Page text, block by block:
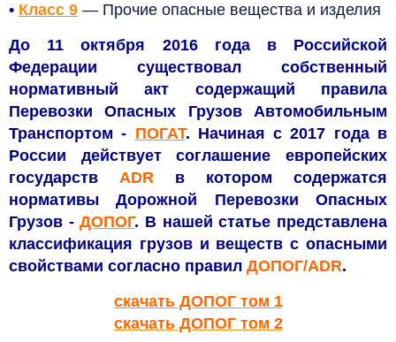
• Класс 9 — Прочие опасные вещества и изделия
До 11 октября 2016 года в Российской
Федерации существовал собственный
нормативный акт содержащий правила
Перевозки Опасных Грузов Автомобильным
Транспортом - ПОГАТ. Начиная с 2017 года в
России действует соглашение европейских
государств ADR в котором содержатся
нормативы Дорожной Перевозки Опасных
Грузов -ДОПОГ. В нашей статье представлена
классификация грузов и веществ с опасными
свойствами согласно правил ДОПОГ/ADR.
скачать ДОПОГ том 1
скачать ДОПОГ том 2